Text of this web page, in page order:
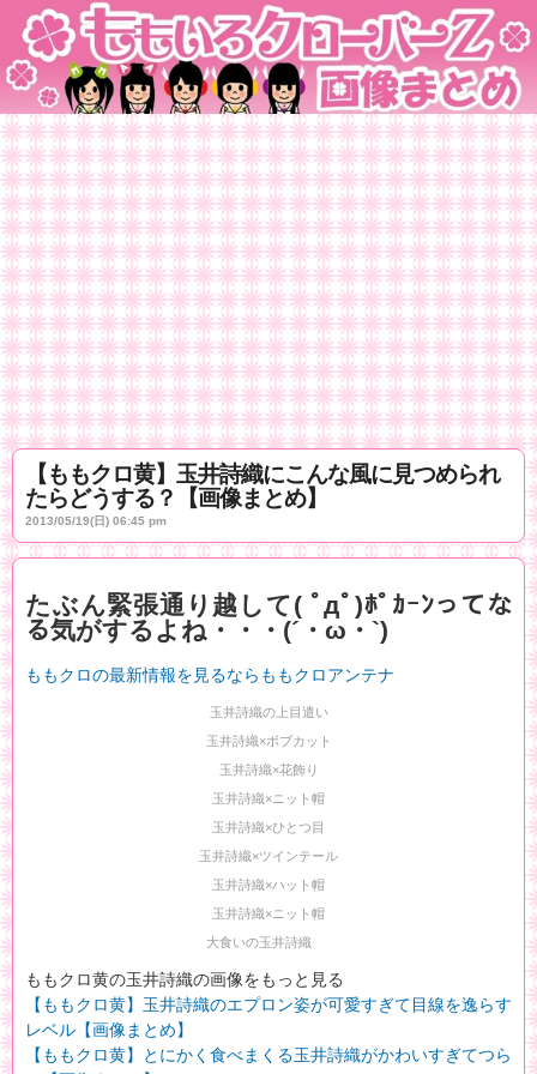
【ももクロ黄】玉井詩織にこんな風に見つめられ
たらどうする？【画像まとめ】
2013/05/19(日) 06:45 pm
たぶん緊張通り越して( ﾟдﾟ)ﾎﾟｶｰﾝってな
る気がするよね・・・(´・ω・`)
ももクロの最新情報を見るならももクロアンテナ
玉井詩織の上目遣い
玉井詩織×ボブカット
玉井詩織×花飾り
玉井詩織×ニット帽
玉井詩織×ひとつ目
玉井詩織×ツインテール
玉井詩織×ハット帽
玉井詩織×ニット帽
大食いの玉井詩織
ももクロ黄の玉井詩織の画像をもっと見る
【ももクロ黄】玉井詩織のエプロン姿が可愛すぎて目線を逸らす
レベル【画像まとめ】
【ももクロ黄】とにかく食べまくる玉井詩織がかわいすぎてつら